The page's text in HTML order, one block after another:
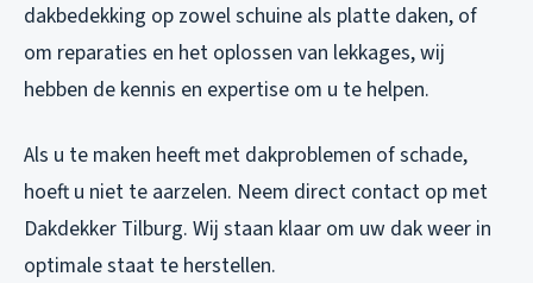
dakbedekking op zowel schuine als platte daken, of
om reparaties en het oplossen van lekkages, wij
hebben de kennis en expertise om u te helpen.
Als u te maken heeft met dakproblemen of schade,
hoeft u niet te aarzelen. Neem direct contact op met
Dakdekker Tilburg. Wij staan klaar om uw dak weer in
optimale staat te herstellen.